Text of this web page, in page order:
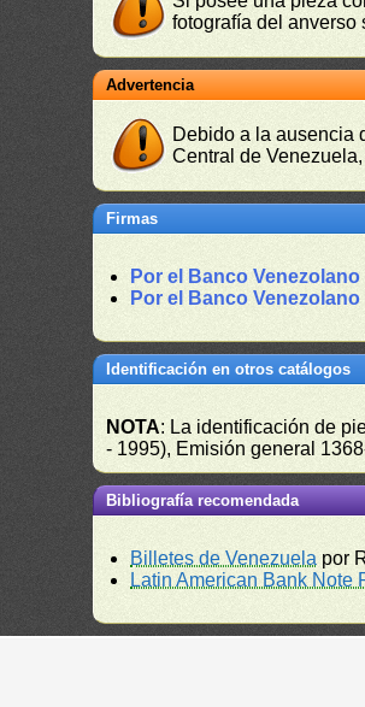
fotografía del
Advertencia
Debido a la ausencia
Central de
Firmas
Por el Banco
Por el Banco
Identificación en otros catálogos
NOTA: La identificación de
- 1995), Emisión general
Bibliografía recomendada
Billetes de Venezuela por
Latin American Bank Note